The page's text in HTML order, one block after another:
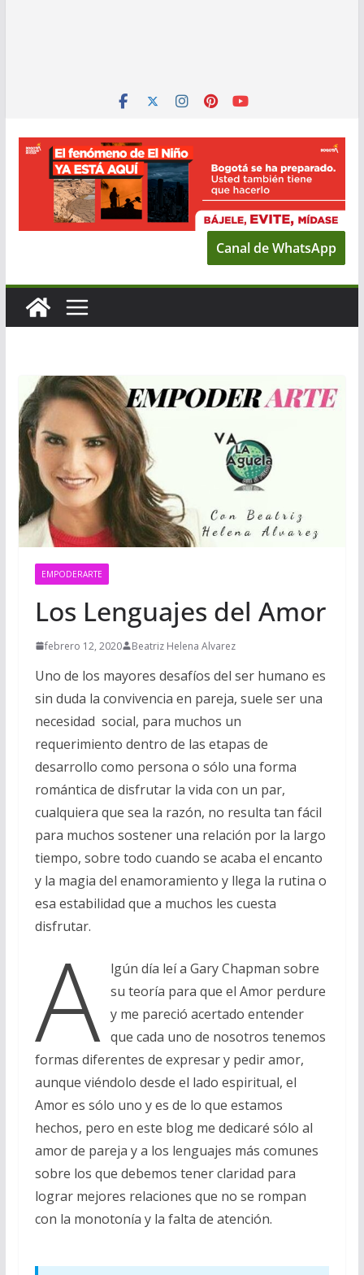
Canal de WhatsApp
EMPODERARTE
Los Lenguajes del Amor
febrero 12, 2020 Beatriz Helena Alvarez
Uno de los mayores desafíos del ser humano es
sin duda la convivencia en pareja, suele ser una
necesidad social, para muchos un
requerimiento dentro de las etapas de
desarrollo como persona o sólo una forma
romántica de disfrutar la vida con un par,
cualquiera que sea la razón, no resulta tan fácil
para muchos sostener una relación por la largo
tiempo, sobre todo cuando se acaba el encanto
y la magia del enamoramiento y llega la rutina o
esa estabilidad que a muchos les cuesta
disfrutar.
A
lgún día leí a Gary Chapman sobre
su teoría para que el Amor perdure
y me pareció acertado entender
que cada uno de nosotros tenemos
formas diferentes de expresar y pedir amor,
aunque viéndolo desde el lado espiritual, el
Amor es sólo uno y es de lo que estamos
hechos, pero en este blog me dedicaré sólo al
amor de pareja y a los lenguajes más comunes
sobre los que debemos tener claridad para
lograr mejores relaciones que no se rompan
con la monotonía y la falta de atención.